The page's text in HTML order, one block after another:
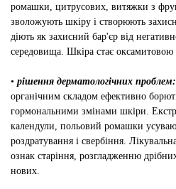
ромашки, цитрусових, витяжки з
зволожують шкіру і створюють
діють як захисний бар'єр від
середовища. Шкіра стає оксамитовою
• рішення дерматологічних проблем:
органічним складом ефективно
гормональними змінами шкіри.
календули, польовий ромашки
роздратування і свербіння.
ознак старіння, розгладженню
нових.